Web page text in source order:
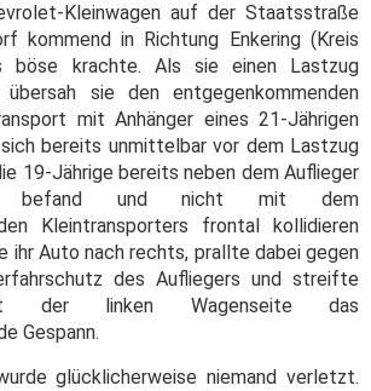
Kleinwagen auf der Staatsstraße
kommend in Richtung Enkering (Kreis
böse krachte. Als sie einen Lastzug
sie den entgegenkommenden
mit Anhänger eines 21-Jährigen
bereits unmittelbar vor dem Lastzug
19-Jährige bereits neben dem Auflieger
befand und nicht mit dem
Kleintransporters frontal kollidieren
ihr Auto nach rechts, prallte dabei gegen
des Aufliegers und streifte
der linken Wagenseite das
Gespann.
glücklicherweise niemand verletzt.